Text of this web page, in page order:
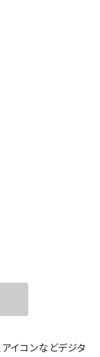
イコンなどデジタ